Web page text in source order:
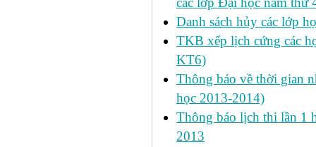
Danh sách hủy các lớp
TKB xếp lịch cứng các
KT6)
Thông báo về thời gian
học 2013-2014)
Thông báo lịch thi lần 1
2013